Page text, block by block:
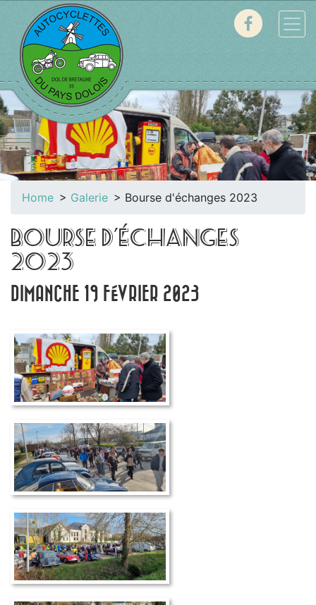
Home Galerie Bourse d'échanges 2023
BOURSE D'ÉCHANGES
2023
DIMANCHE 19 FÉVRIER 2023